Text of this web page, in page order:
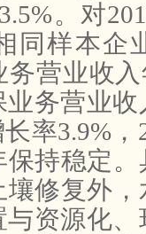
。对
同样本企
营业收
业务营业
率3.9% ，
保持稳定
壤修复外
资源化